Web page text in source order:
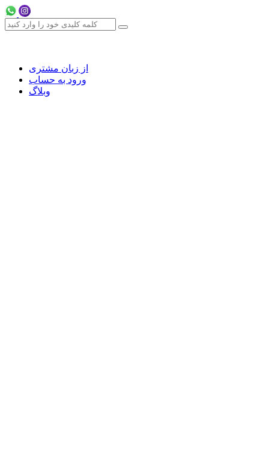
از زبان مشتری
ورود به حساب
وبلاگ